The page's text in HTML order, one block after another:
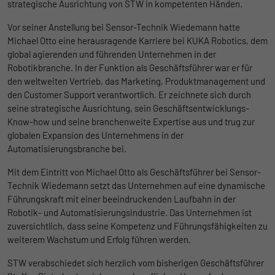
strategische Ausrichtung von STW in kompetenten Händen.
Vor seiner Anstellung bei Sensor-Technik Wiedemann hatte
Michael Otto eine herausragende Karriere bei KUKA Robotics, dem
global agierenden und führenden Unternehmen in der
Robotikbranche. In der Funktion als Geschäftsführer war er für
den weltweiten Vertrieb, das Marketing, Produktmanagement und
den Customer Support verantwortlich. Er zeichnete sich durch
seine strategische Ausrichtung, sein Geschäftsentwicklungs-
Know-how und seine branchenweite Expertise aus und trug zur
globalen Expansion des Unternehmens in der
Automatisierungsbranche bei.
Mit dem Eintritt von Michael Otto als Geschäftsführer bei Sensor-
Technik Wiedemann setzt das Unternehmen auf eine dynamische
Führungskraft mit einer beeindruckenden Laufbahn in der
Robotik- und Automatisierungsindustrie. Das Unternehmen ist
zuversichtlich, dass seine Kompetenz und Führungsfähigkeiten zu
weiterem Wachstum und Erfolg führen werden.
STW verabschiedet sich herzlich vom bisherigen Geschäftsführer
Zweck
Registriert eine eindeutige ID, die
verwendet wird, um statistische Daten
dazu, wie der Besucher die Website nutzt,
zu generieren.
Anbieter Google
Laufzeit 1 Tag
Zweck
Google Analytics nimmt sich diesen Cookie
zur Hilfe, um die Anforderungsrate zu
drosseln und die Datenerfassung auf
Websites mit hohem Datenverkehr zu
begrenzen.
Name _gid
Ohne diese Einbindung können die Jobangebote nicht
Name _bms_session
Anbieter Empfehlungsbund
Laufzeit 1 Jahr
Zweck
Wird von Empfehlungsbund.de gesetzt, um
die Session des Besuchers für Bewerbungs-
und Empfehlungsfunktionen zu speichern.
Cookie-Informationen anzeigen
LinkedIn/Marketing
Das LinkedIn Insight Tag wird verwendet, um Besuche und
Aktionen auf unserer Website nachzuverfolgen. Die Daten
helfen uns, die Wirksamkeit von Werbekampagnen zu messen
und interessenbasierte Werbung auf LinkedIn anzuzeigen.
Name li_gc
Anbieter LinkedIn
Laufzeit 6 Monate
Speichert die Zustimmung der Besucher zur
Verwendung von Cookies für nicht
wesentliche Zwecke.
Cookie-Informationen anzeigen